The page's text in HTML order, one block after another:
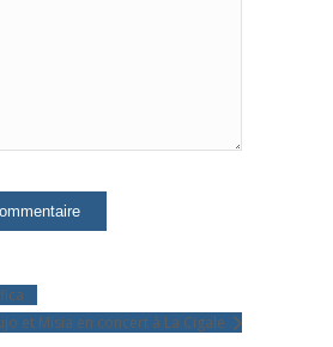
et Misia en concert à La Cigale